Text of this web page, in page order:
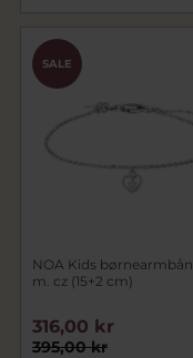
SALE
NOA Kids
m. cz (15+2 cm)
395,00 kr
316,00 kr